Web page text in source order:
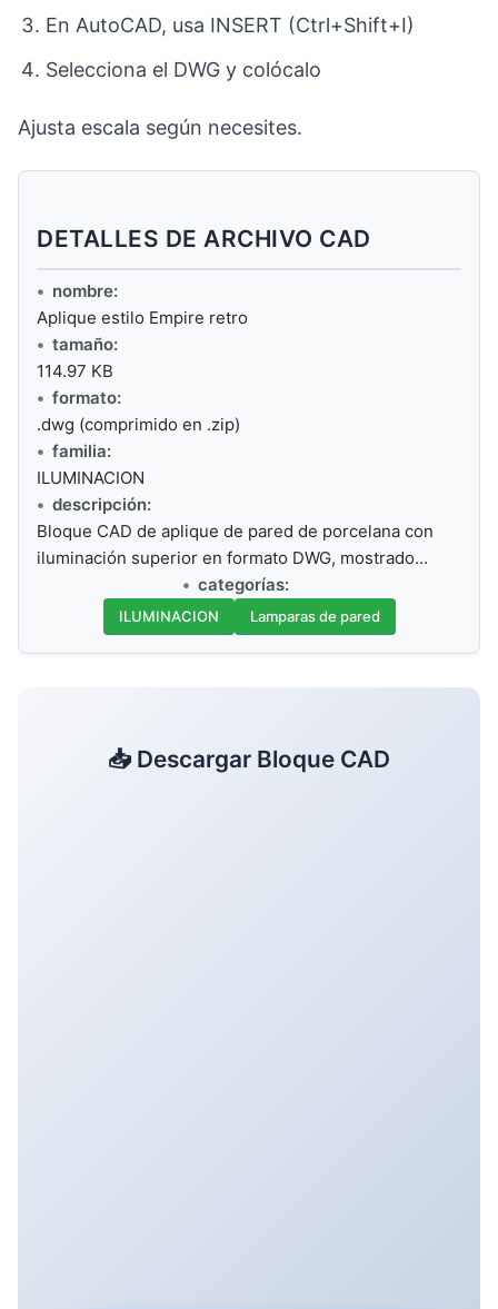
En AutoCAD, usa INSERT (Ctrl+Shift+I)
Selecciona el DWG y colócalo
Ajusta escala según necesites.
DETALLES DE ARCHIVO CAD
nombre:
Aplique estilo Empire retro
tamaño:
114.97 KB
formato:
.dwg (comprimido en .zip)
familia:
ILUMINACION
descripción:
Bloque CAD de aplique de pared de porcelana con
iluminación superior en formato DWG, mostrado…
categorías:
ILUMINACION Lamparas de pared
📥 Descargar Bloque CAD